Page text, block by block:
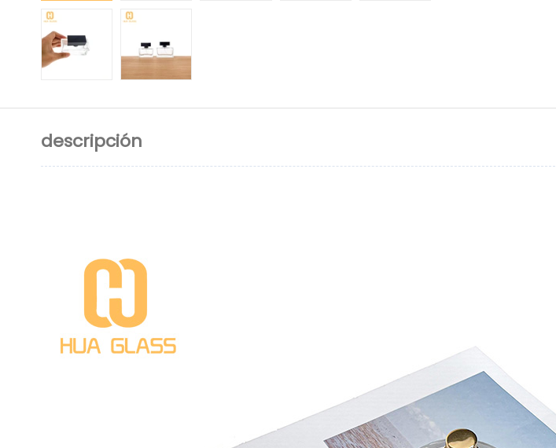
descripción